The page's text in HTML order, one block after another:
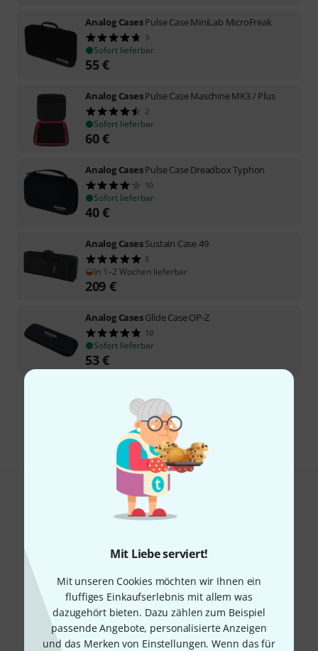
Mit Liebe serviert!
Mit unseren Cookies möchten wir Ihnen ein
fluffiges Einkaufserlebnis mit allem was
dazugehört bieten. Dazu zählen zum Beispiel
passende Angebote, personalisierte Anzeigen
und das Merken von Einstellungen. Wenn das für
Analog CasesPulse Case MiniLab MicroFreak
3
Sofort lieferbar
55€
Analog CasesPulse Case Maschine MK3 / Plus
2
Sofort lieferbar
60€
Analog CasesPulse Case Dreadbox Typhon
10
Sofort lieferbar
40€
Analog CasesSustain Case 49
5
In 1–2 Wochen lieferbar
209 €
Analog CasesGlide Case OP-Z
10
Sofort lieferbar
53€
Kostenloser Versand ab 29 €
Alle Preise inkl. MwSt.
Gefällt Ihnen, was Sie sehen?